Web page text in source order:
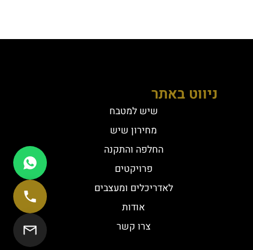
ניווט באתר
שיש למטבח
מחירון שיש
החלפה והתקנה
פרויקטים
לאדריכלים ומעצבים
אודות
צרו קשר